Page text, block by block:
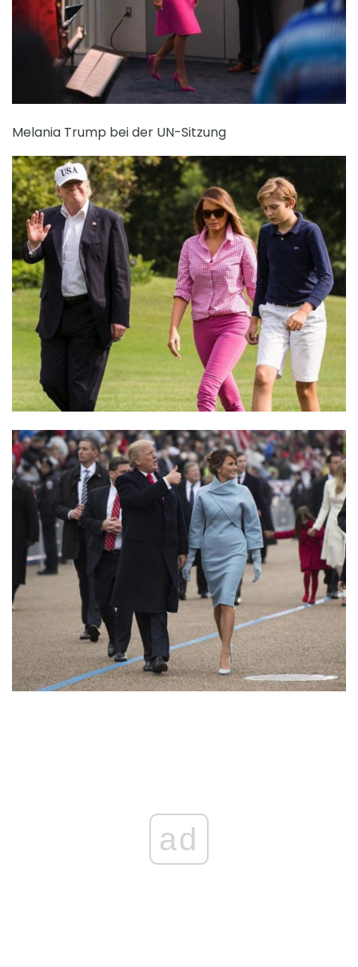
Melania Trump bei der UN-Sitzung
ad